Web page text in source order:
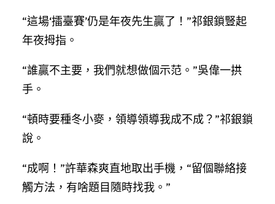
“這場‘擂臺賽’仍是年夜先生贏了！”祁銀鎖豎起
年夜拇指。
“誰贏不主要，我們就想做個示范。”吳偉一拱
手。
“頓時要種冬小麥，領導領導我成不成？”祁銀鎖
說。
“成啊！”許華森爽直地取出手機，“留個聯絡接
觸方法，有啥題目隨時找我。”